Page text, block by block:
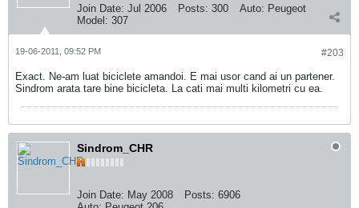
Join Date: Jul 2006 Posts: 300 Auto: Peugeot
Model: 307
#203
19-06-2011, 09:52 PM
Exact. Ne-am luat biciclete amandoi. E mai usor cand ai un partener.
Sindrom arata tare bine bicicleta. La cati mai multi kilometri cu ea.
Sindrom_CHR
Join Date: May 2008 Posts: 6906